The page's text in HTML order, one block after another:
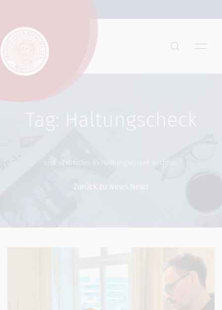
Tag: Haltungscheck
List of articles in Haltungscheck archive.
Zurück zu News News